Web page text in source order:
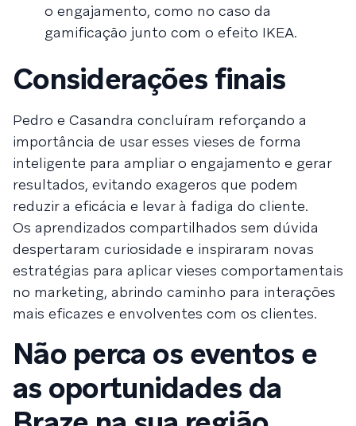
o engajamento, como no caso da
gamificação junto com o efeito IKEA.
Considerações finais
Pedro e Casandra concluíram reforçando a
importância de usar esses vieses de forma
inteligente para ampliar o engajamento e gerar
resultados, evitando exageros que podem
reduzir a eficácia e levar à fadiga do cliente.
Os aprendizados compartilhados sem dúvida
despertaram curiosidade e inspiraram novas
estratégias para aplicar vieses comportamentais
no marketing, abrindo caminho para interações
mais eficazes e envolventes com os clientes.
Não perca os eventos e
as oportunidades da